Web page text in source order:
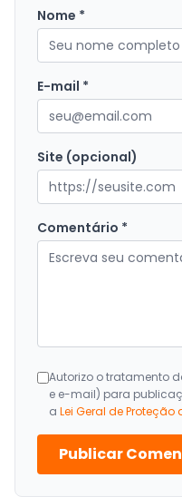
Nome *
E-mail *
Site (opcional)
Comentário *
Autorizo o tratamento
e e-mail) para
a Lei Geral de Proteção
Publicar